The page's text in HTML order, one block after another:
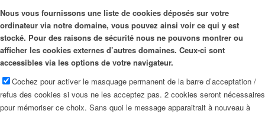
Nous vous fournissons une liste de cookies déposés sur votre
ordinateur via notre domaine, vous pouvez ainsi voir ce qui y est
stocké. Pour des raisons de sécurité nous ne pouvons montrer ou
afficher les cookies externes d’autres domaines. Ceux-ci sont
accessibles via les options de votre navigateur.
Cochez pour activer le masquage permanent de la barre d’acceptation /
refus des cookies si vous ne les acceptez pas. 2 cookies seront nécessaires
pour mémoriser ce choix. Sans quoi le message apparaitrait à nouveau à